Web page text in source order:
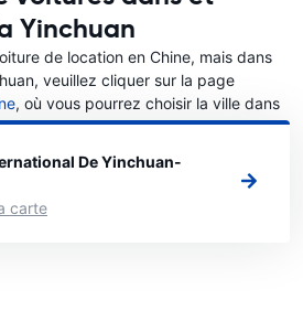
Yinchuan
de location en Chine, mais dans
veuillez cliquer sur la page
, où vous pourrez choisir la ville dans
louer une voiture.
De Yinchuan-
carte